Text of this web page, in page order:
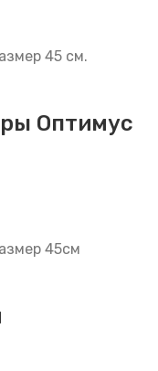
45 см.
Оптимус
45см